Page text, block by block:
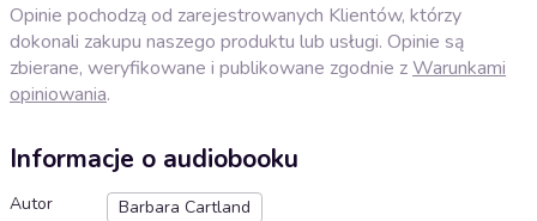
Opinie pochodzą od zarejestrowanych Klientów, którzy
dokonali zakupu naszego produktu lub usługi. Opinie są
zbierane, weryfikowane i publikowane zgodnie zWarunkami
opiniowania.
Informacje o audiobooku
Autor
Barbara Cartland